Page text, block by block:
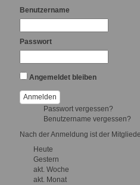
Benutzername
Passwort
Angemeldet bleiben
Passwort vergessen?
Benutzername vergessen?
Nach der Anmeldung ist der
Heute
Gestern
akt. Woche
akt. Monat